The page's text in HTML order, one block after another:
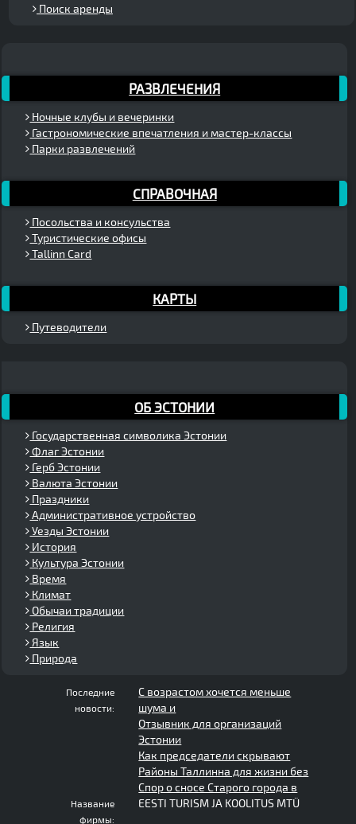
Поиск аренды
РАЗВЛЕЧЕНИЯ
Ночные клубы и вечеринки
Гастрономические впечатления и мастер-классы
Парки развлечений
СПРАВОЧНАЯ
Посольства и консульства
Туристические офисы
Tallinn Card
КАРТЫ
Путеводители
ОБ ЭСТОНИИ
Государственная символика Эстонии
Флаг Эстонии
Герб Эстонии
Валюта Эстонии
Праздники
Административное устройство
Уезды Эстонии
История
Культура Эстонии
Время
Климат
Обычаи традиции
Религия
Язык
Природа
Последние
новости:
С возрастом хочется меньше
шума и
Отзывник для организаций
Эстонии
Как председатели скрывают
Районы Таллинна для жизни без
Спор о сносе Старого города в
Название
фирмы:
EESTI TURISM JA KOOLITUS MTÜ